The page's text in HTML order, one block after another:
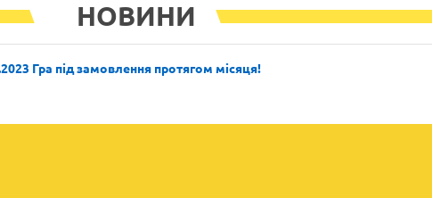
НОВИНИ
Гра під замовлення протягом місяця!